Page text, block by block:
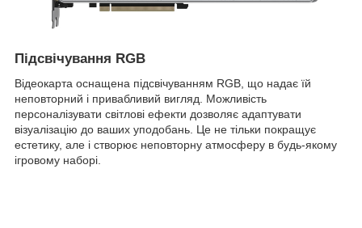
Підсвічування RGB
Відеокарта оснащена підсвічуванням RGB, що надає їй
неповторний і привабливий вигляд. Можливість
персоналізувати світлові ефекти дозволяє адаптувати
візуалізацію до ваших уподобань. Це не тільки покращує
естетику, але і створює неповторну атмосферу в будь-якому
ігровому наборі.